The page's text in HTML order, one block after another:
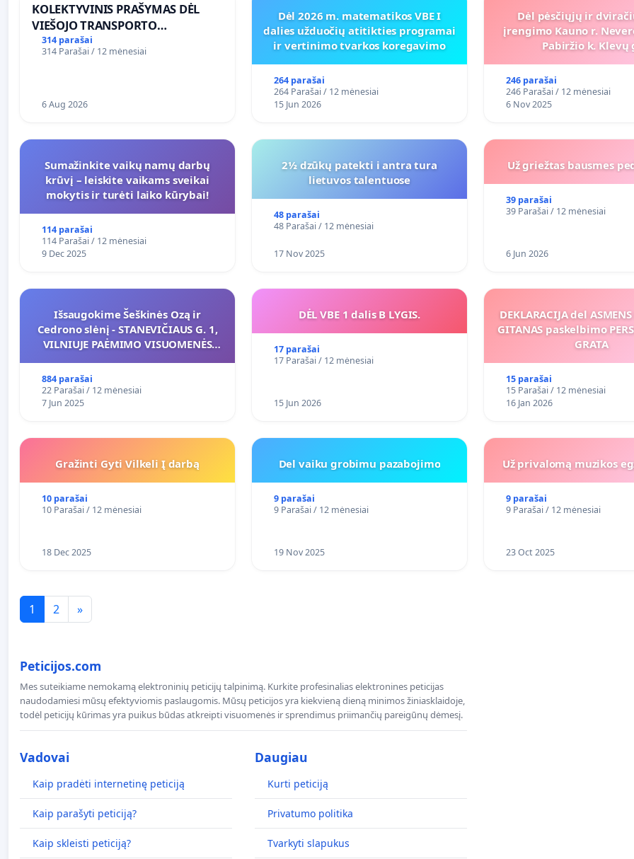
KOLEKTYVINIS PRAŠYMAS DĖL
VIEŠOJO TRANSPORTO
SUSISIEKIMO GERINIMO
VOSYLIUKŲ KAIME
314 parašai
314 Parašai / 12 mėnesiai
6 Aug 2026
Dėl 2026 m. matematikos VBE I
dalies užduočių atitikties programai
ir vertinimo tvarkos koregavimo
264 parašai
264 Parašai / 12 mėnesiai
15 Jun 2026
Dėl pėsčiųjų ir
įrengimo Kauno r.
Pabiržio k. Klevų
246 parašai
246 Parašai / 12 mėnesiai
6 Nov 2025
Sumažinkite vaikų namų darbų
krūvį – leiskite vaikams sveikai
mokytis ir turėti laiko kūrybai!
114 parašai
114 Parašai / 12 mėnesiai
9 Dec 2025
2½ dzūkų patekti i antra tura
lietuvos talentuose
48 parašai
48 Parašai / 12 mėnesiai
17 Nov 2025
Už griežtas bausmes
39 parašai
39 Parašai / 12 mėnesiai
6 Jun 2026
Išsaugokime Šeškinės Ozą ir
Cedrono slėnį - STANEVIČIAUS G. 1,
VILNIUJE PAĖMIMO VISUOMENĖS
PRITAIKYMO VIEŠAJAI ŽELDYNŲ
FUNKCIJAI
884 parašai
22 Parašai / 12 mėnesiai
7 Jun 2025
DĖL VBE 1 dalis B LYGIS.
17 parašai
17 Parašai / 12 mėnesiai
15 Jun 2026
DEKLARACIJA del
GITANAS paskelbimo
GRATA
15 parašai
15 Parašai / 12 mėnesiai
16 Jan 2026
Gražinti Gyti Vilkeli Į darbą
10 parašai
10 Parašai / 12 mėnesiai
18 Dec 2025
Del vaiku grobimu pazabojimo
9 parašai
9 Parašai / 12 mėnesiai
19 Nov 2025
Už privalomą muzikos
9 parašai
9 Parašai / 12 mėnesiai
23 Oct 2025
1 2 »
Peticijos.com
Mes suteikiame nemokamą elektroninių peticijų talpinimą. Kurkite profesinalias elektronines peticijas
naudodamiesi mūsų efektyviomis paslaugomis. Mūsų peticijos yra kiekvieną dieną minimos žiniasklaidoje,
todėl peticijų kūrimas yra puikus būdas atkreipti visuomenės ir sprendimus priimančių pareigūnų dėmesį.
Vadovai
Kaip pradėti internetinę peticiją
Kaip parašyti peticiją?
Kaip skleisti peticiją?
Daugiau
Kurti peticiją
Privatumo politika
Tvarkyti slapukus